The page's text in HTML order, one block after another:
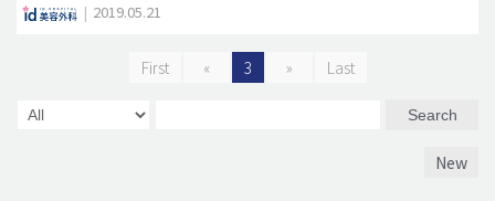
| 2019.05.21
First « 3 » Last
Search
New